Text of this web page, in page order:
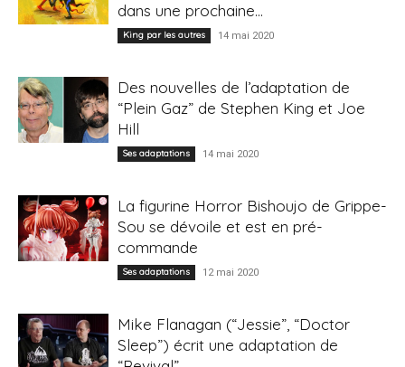
dans une prochaine...
King par les autres 14 mai 2020
Des nouvelles de l’adaptation de
“Plein Gaz” de Stephen King et Joe
Hill
Ses adaptations 14 mai 2020
La figurine Horror Bishoujo de Grippe-
Sou se dévoile et est en pré-
commande
Ses adaptations 12 mai 2020
Mike Flanagan (“Jessie”, “Doctor
Sleep”) écrit une adaptation de